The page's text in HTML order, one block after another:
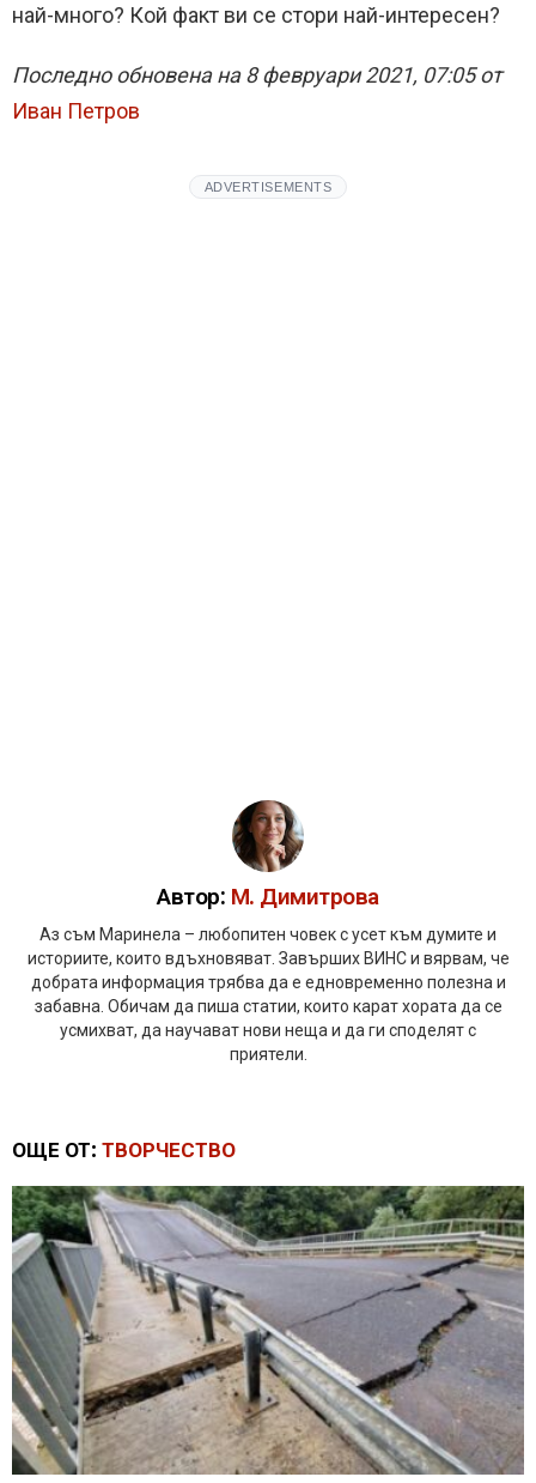
най-много? Кой факт ви се стори най-интересен?
Последно обновена на 8 февруари 2021, 07:05 от
Иван Петров
ADVERTISEMENTS
Автор: М. Димитрова
Аз съм Маринела – любопитен човек с усет към думите и
историите, които вдъхновяват. Завърших ВИНС и вярвам, че
добрата информация трябва да е едновременно полезна и
забавна. Обичам да пиша статии, които карат хората да се
усмихват, да научават нови неща и да ги споделят с
приятели.
ОЩЕ ОТ: ТВОРЧЕСТВО